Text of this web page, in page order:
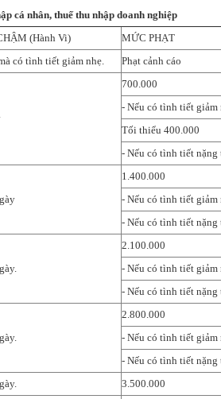
cá nhân, thuế thu nhập doanh nghiệp
(Hành Vi)
MỨC PHẠT
có tình tiết giảm nhẹ.
Phạt cảnh cáo
700.000
- Nếu có tình tiết giảm
Tối thiểu 400.000
- Nếu có tình tiết
1.400.000
- Nếu có tình tiết
- Nếu có tình tiết
2.100.000
- Nếu có tình tiết
- Nếu có tình tiết
2.800.000
- Nếu có tình tiết
- Nếu có tình tiết
3.500.000